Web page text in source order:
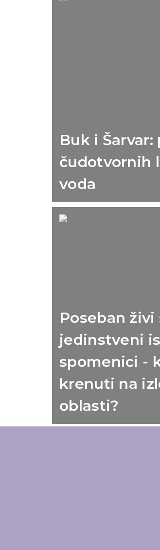
Buk i
čudotvornih
voda
Poseban živi
jedinstveni
spomenici -
krenuti na
oblasti?